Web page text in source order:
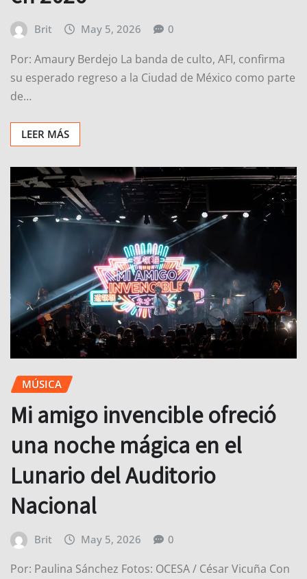
Brit May 5, 2026 0
Por: Amaury Berdejo La banda de culto, AFI, confirma
su esperado regreso a la Ciudad de México como parte
de…
LEER MÁS
MÚSICA
Mi amigo invencible ofreció
una noche mágica en el
Lunario del Auditorio
Nacional
Brit May 5, 2026 0
Por: Paulina Sánchez Fotos: OCESA / César Vicuña Con